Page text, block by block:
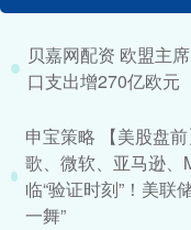
贝嘉网配资 欧盟主
口支出增270亿欧元
申宝策略 【美股盘
歌、微软、亚马逊、
临“验证时刻”！美联
一舞”